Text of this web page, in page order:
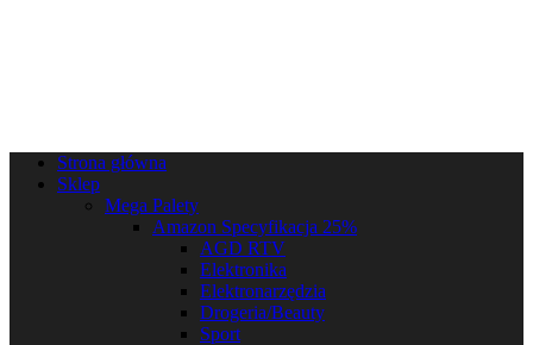
Strona główna
Sklep
Mega Palety
Amazon Specyfikacja 25%
AGD RTV
Elektronika
Elektronarzędzia
Drogeria/Beauty
Sport